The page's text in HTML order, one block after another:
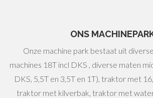
ONS
Onze machine park bestaat uit
machines 18T incl DKS , diverse maten
DKS, 5,5T en 3,5T en 1T), traktor met
traktor met kilverbak, traktor met